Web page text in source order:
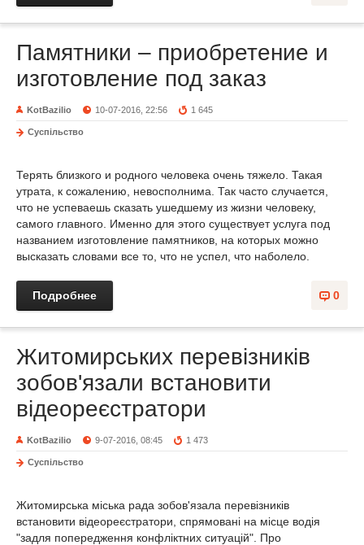
Памятники – приобретение и
изготовление под заказ
KotBazilio 10-07-2016, 22:56 1 645
Суспільство
Терять близкого и родного человека очень тяжело. Такая
утрата, к сожалению, невосполнима. Так часто случается,
что не успеваешь сказать ушедшему из жизни человеку,
самого главного. Именно для этого существует услуга под
названием изготовление памятников, на которых можно
высказать словами все то, что не успел, что наболело.
0
Подробнее
Житомирських перевізників
зобов'язали встановити
відеореєстратори
KotBazilio 9-07-2016, 08:45 1 473
Суспільство
Житомирська міська рада зобов'язала перевізників
встановити відеореєстратори, спрямовані на місце водія
"задля попередження конфліктних ситуацій". Про